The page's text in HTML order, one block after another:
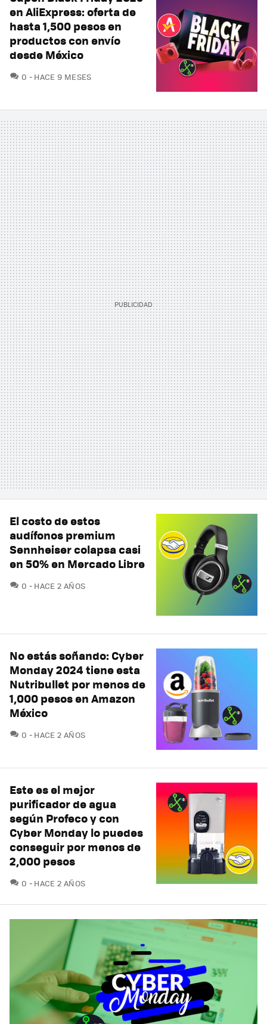
en AliExpress: oferta de
hasta 1,500 pesos en
productos con envío
desde México
0 COMENTARIOS
HACE 9 MESES
El costo de estos
audífonos premium
Sennheiser colapsa casi
en 50% en Mercado Libre
0 COMENTARIOS
HACE 2 AÑOS
No estás soñando: Cyber
Monday 2024 tiene esta
Nutribullet por menos de
1,000 pesos en Amazon
México
0 COMENTARIOS
HACE 2 AÑOS
Este es el mejor
purificador de agua
según Profeco y con
Cyber Monday lo puedes
conseguir por menos de
2,000 pesos
0 COMENTARIOS
HACE 2 AÑOS